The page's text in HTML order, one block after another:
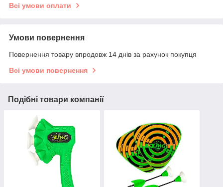
Всі умови оплати
Умови повернення
Повернення товару впродовж 14 днів за рахунок покупця
Всі умови повернення
Подібні товари компанії